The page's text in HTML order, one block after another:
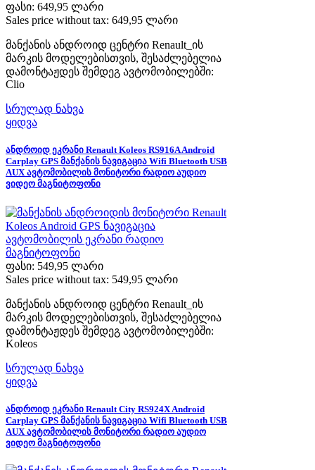
ფასი: 649,95 ლარი
Sales price without tax: 649,95 ლარი
მანქანის ანდროიდ ცენტრი Renault_ის
მარკის მოდელებისთვის, შესაძლებელია
დამონტაჟდეს შემდეგ ავტომობილებში:
Clio
სრულად ნახვა
ყიდვა
ანდროიდ ეკრანი Renault Koleos RS916A Android
Carplay GPS მანქანის ნავიგაცია Wifi Bluetooth USB
AUX ავტომობილის მონიტორი რადიო აუდიო
ვიდეო მაგნიტოფონი
ფასი: 549,95 ლარი
Sales price without tax: 549,95 ლარი
მანქანის ანდროიდ ცენტრი Renault_ის
მარკის მოდელებისთვის, შესაძლებელია
დამონტაჟდეს შემდეგ ავტომობილებში:
Koleos
სრულად ნახვა
ყიდვა
ანდროიდ ეკრანი Renault City RS924X Android
Carplay GPS მანქანის ნავიგაცია Wifi Bluetooth USB
AUX ავტომობილის მონიტორი რადიო აუდიო
ვიდეო მაგნიტოფონი